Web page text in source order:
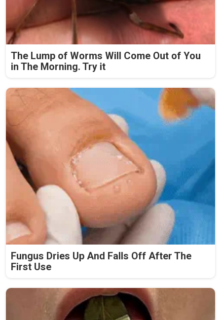
The Lump of Worms Will Come Out of You
in The Morning. Try it
Fungus Dries Up And Falls Off After The
First Use